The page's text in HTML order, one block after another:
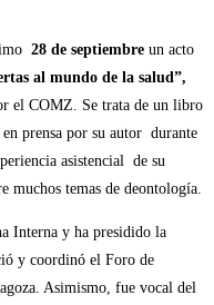
28 de septiembre un acto
al mundo de la salud”,
el COMZ. Se trata de un libro
prensa por su autor durante
asistencial de su
muchos temas de deontología.
Interna y ha presidido la
y coordinó el Foro de
Asimismo, fue vocal del